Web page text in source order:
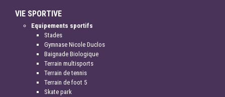
VIE SPORTIVE
Equipements sportifs
Stades
Gymnase Nicole Duclos
Baignade Biologique
Terrain multisports
Terrain de tennis
Terrain de foot 5
Skate park